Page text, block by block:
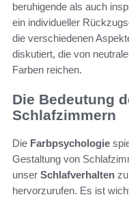
beruhigende als auch
ein individueller
die verschiedenen
diskutiert, die von
Farben reichen.
Die Bedeutung
Schlafzimmern
Die Farbpsychologie
Gestaltung von
unser Schlafverhalten
hervorzurufen. Es ist